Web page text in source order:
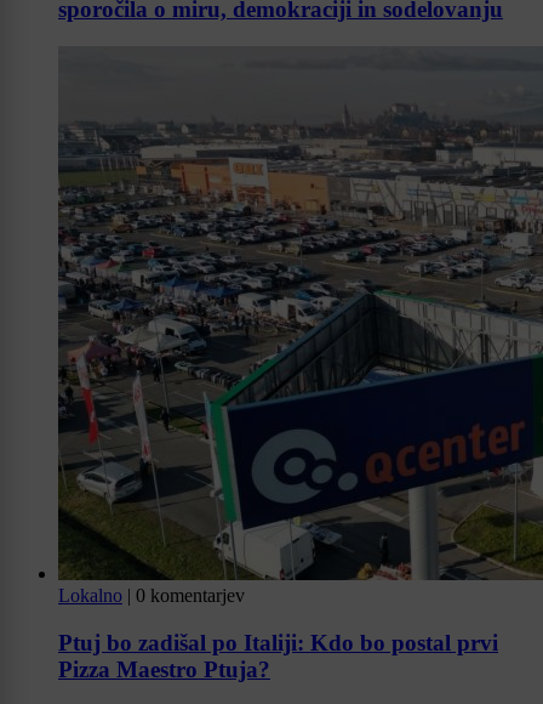
sporočila o miru, demokraciji in sodelovanju
Lokalno | 0 komentarjev
Ptuj bo zadišal po Italiji: Kdo bo postal prvi
Pizza Maestro Ptuja?